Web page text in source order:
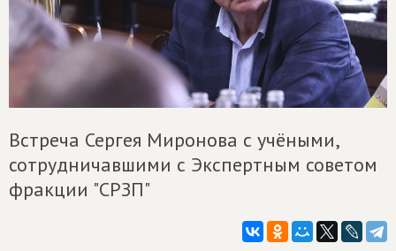
Встреча Сергея Миронова с учёными,
сотрудничавшими с Экспертным советом
фракции "СРЗП"